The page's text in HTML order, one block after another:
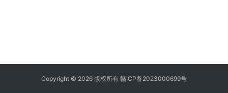
Copyright © 2026 版权所有 赣ICP备2023000699号